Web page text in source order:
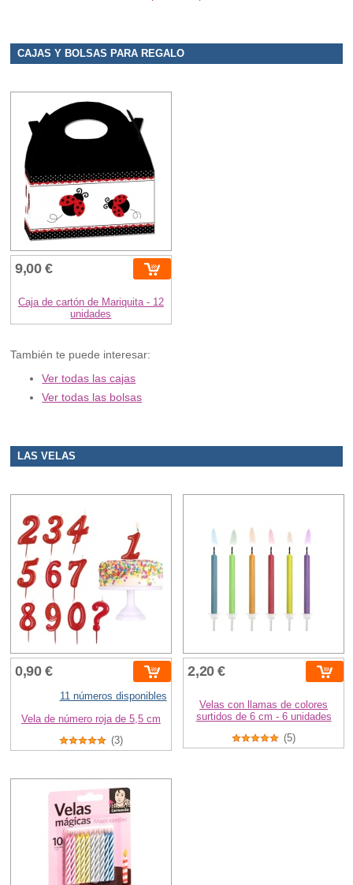
CAJAS Y BOLSAS PARA REGALO
9,00 €
Caja de cartón de Mariquita - 12
unidades
También te puede interesar:
Ver todas las cajas
Ver todas las bolsas
LAS VELAS
0,90 €
11 números disponibles
Vela de número roja de 5,5 cm
(3)
2,20 €
Velas con llamas de colores
surtidos de 6 cm - 6 unidades
(5)